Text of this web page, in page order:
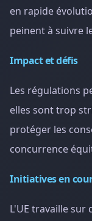
en rapide
peinent à suivre
Impact et défis
Les régulations
elles sont trop
protéger les
concurrence
Initiatives en
L'UE travaille